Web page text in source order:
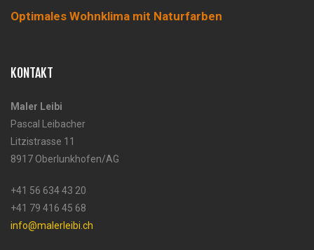
Optimales Wohnklima mit Naturfarben
KONTAKT
Maler Leibi
Pascal Leibacher
Litzistrasse 11
8917 Oberlunkhofen/AG
+41 56 634 43 20
+41 79 416 45 68
info@malerleibi.ch